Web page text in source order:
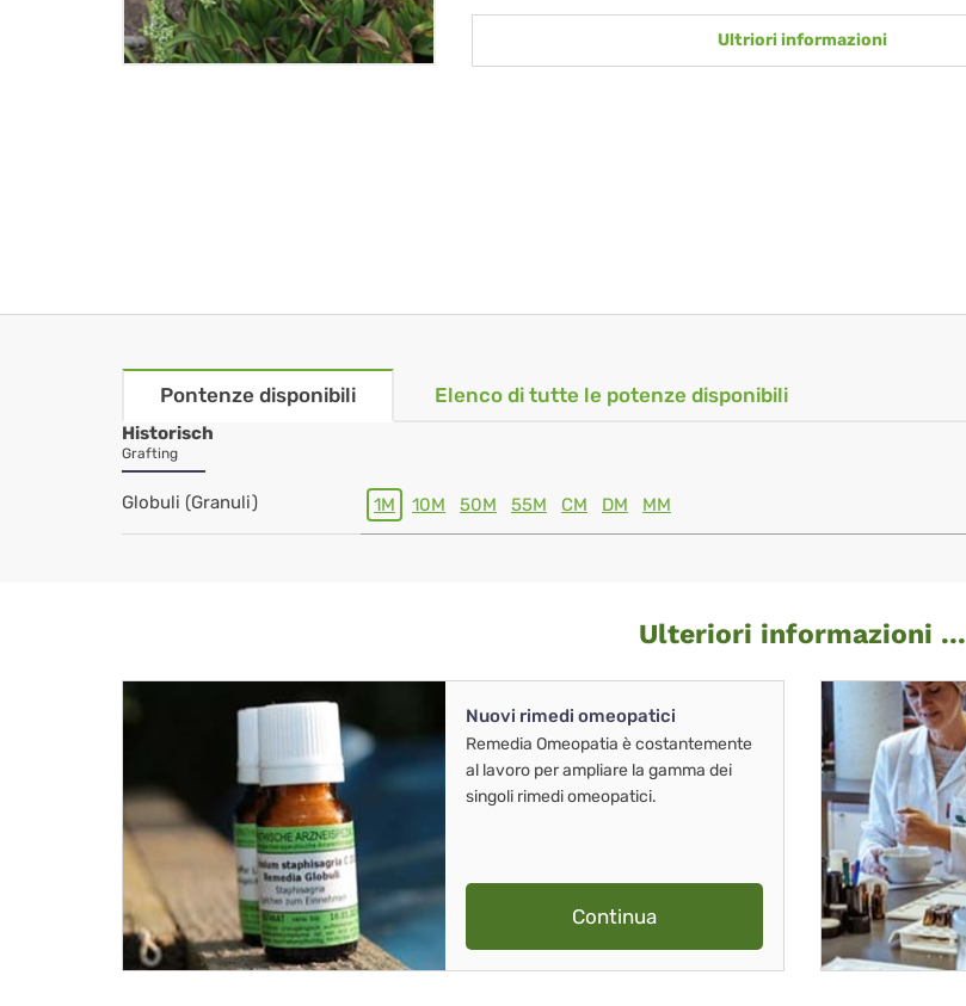
Ultriori informazioni
Pontenze disponibili Elenco di tutte le potenze disponibili
Historisch
Grafting
Globuli (Granuli) 1M 10M 50M 55M CM DM MM
Ulteriori informazioni ...
Nuovi rimedi omeopatici
Remedia Omeopatia è costantemente
al lavoro per ampliare la gamma dei
singoli rimedi omeopatici.
Continua